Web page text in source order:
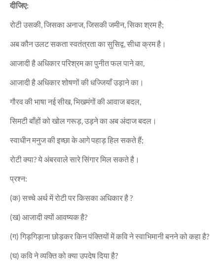
दीजिए:
रोटी उसकी, जिसका अनाज, जिसकी जमीन, सिका श्रम है;
अब कौन उलट सकता स्वतंत्रता का सुसिद्व, सीधा क्रम है।
आजादी है अधिकार परिश्रम का पुनीत फल पाने का,
आजादी है अधिकार शोषणों की धज्जियाँ उड़ाने का।
गौरव की भाषा नई सीख, भिखमंगों की आवाज बदल,
सिमटी बाँहों को खोल गरूड़, उड़ने का अब अंदाज बदल।
स्वाधीन मनुज की इच्छा के आगे पहाड़ हिल सकते हैं;
रोटी क्या? ये अंबरवाले सारे सिंगार मिल सकते है।
प्रश्न:
(क) सच्चे अर्थ में रोटी पर किसका अधिकार है ?
(ख) आजादी क्यों आवष्यक है?
(ग) गिड़गिड़ाना छोड़कर किन पंक्तियों में कवि ने स्वाभिमानी बनने को कहा है?
(घ) कवि ने व्यक्ति को क्या उपदेष दिया है?